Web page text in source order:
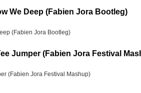
We Deep (Fabien Jora Bootleg)
(Fabien Jora Bootleg)
Jumper (Fabien Jora Festival
(Fabien Jora Festival Mashup)